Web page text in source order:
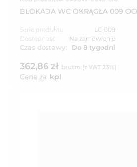
BLOKADA WC OKRĄGŁA 009 OO
Seria produktu:
LC 009
Dostępność:
Na zamówienie
Czas dostawy: Do 8 tygodni
362,86 zł brutto (z VAT 23%)
Cena za: kpl